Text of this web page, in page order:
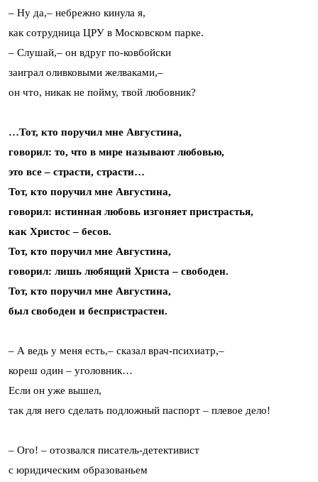
– Ну да,– небрежно кинула я,
как сотрудница ЦРУ в Московском парке.
– Слушай,– он вдруг по-ковбойски
заиграл оливковыми желваками,–
он что, никак не пойму, твой любовник?
…Тот, кто поручил мне Августина,
говорил: то, что в мире называют любовью,
это все – страсти, страсти…
Тот, кто поручил мне Августина,
говорил: истинная любовь изгоняет пристрастья,
как Христос – бесов.
Тот, кто поручил мне Августина,
говорил: лишь любящий Христа – свободен.
Тот, кто поручил мне Августина,
был свободен и беспристрастен.
– А ведь у меня есть,– сказал врач-психиатр,–
кореш один – уголовник…
Если он уже вышел,
так для него сделать подложный паспорт – плевое дело!
– Ого! – отозвался писатель-детективист
с юридическим образованьем